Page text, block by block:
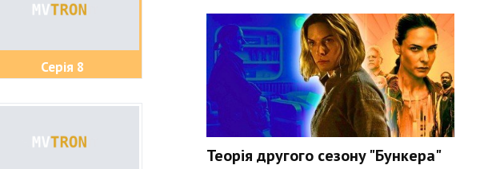
Серія 8
Теорія другого сезону "Бункера"